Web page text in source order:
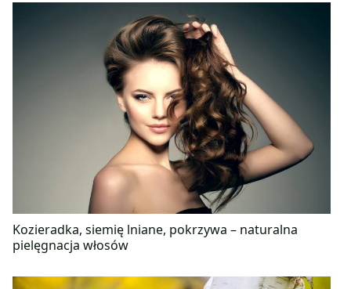
Kozieradka, siemię lniane, pokrzywa – naturalna
pielęgnacja włosów